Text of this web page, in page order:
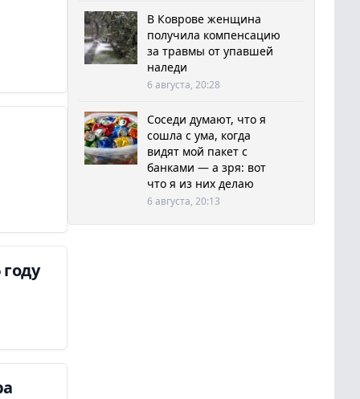
В Коврове женщина
получила компенсацию
за травмы от упавшей
наледи
6 августа, 20:28
Соседи думают, что я
сошла с ума, когда
видят мой пакет с
банками — а зря: вот
что я из них делаю
6 августа, 20:13